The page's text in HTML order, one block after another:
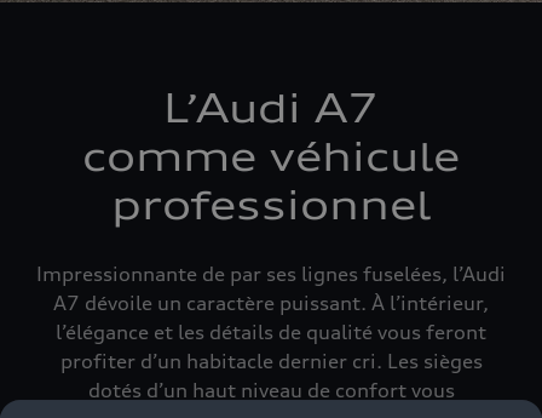
L’Audi A7
comme véhicule
professionnel
Impressionnante de par ses lignes fuselées, l’Audi
A7 dévoile un caractère puissant. À l’intérieur,
l’élégance et les détails de qualité vous feront
profiter d’un habitacle dernier cri. Les sièges
dotés d’un haut niveau de confort vous